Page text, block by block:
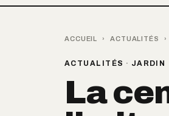
ACCUEIL › ACTUALITÉS ›
ACTUALITÉS · JARDIN
La